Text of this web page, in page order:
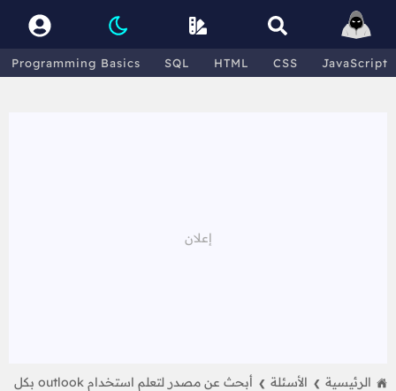
Programming Basics SQL HTML CSS JavaScript
الرئيسية ❯ الأسئلة ❯
أبحث عن مصدر لتعلم استخدام outlook بكل